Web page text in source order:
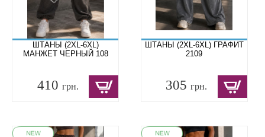
ШТАНЫ (2XL-6XL)
МАНЖЕТ ЧЕРНЫЙ 108
410 грн.
ШТАНЫ (2XL-6XL) ГРАФИТ
2109
305грн.